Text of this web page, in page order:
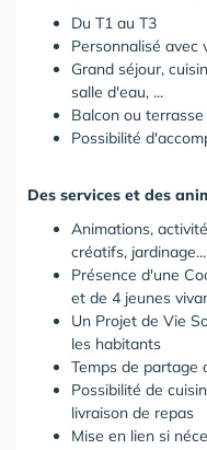
Du T1 au T3
Personnalisé avec
Grand séjour,
salle d'eau, ...
Balcon ou
Possibilité
Des services et des
Animations,
créatifs, jardinage...
Présence d'une
et de 4 jeunes
Un Projet de Vie
les habitants
Temps de
Possibilité de
livraison de repas
Mise en lien si